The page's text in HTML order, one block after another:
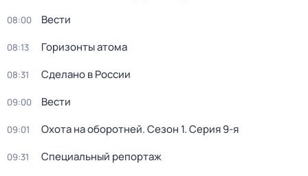
08:00 Вести
08:13 Горизонты атома
08:31 Сделано в России
09:00 Вести
09:01 Охота на оборотней. Сезон 1. Серия 9-я
09:31 Специальный репортаж